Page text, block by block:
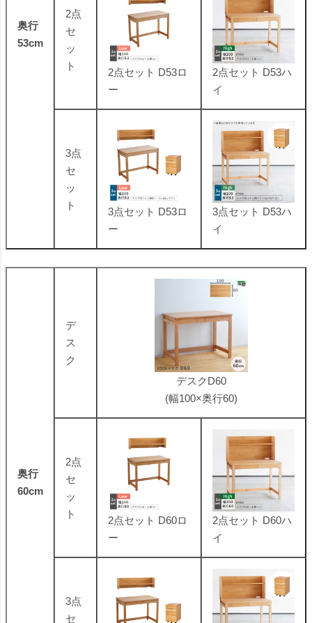
奥行
53cm
2点
セ
ッ
ト
2点セット D53ロ
ー
2点セット D53ハ
イ
3点
セ
ッ
ト
3点セット D53ロ
ー
3点セット D53ハ
イ
奥行
60cm
デ
ス
ク
デスクD60
(幅100×奥行60)
2点
セ
ッ
ト
2点セット D60ロ
ー
2点セット D60ハ
イ
3点
セ